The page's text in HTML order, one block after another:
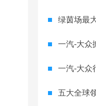
绿茵场最
一汽-大众掀
一汽-大众行业首发
五大全球领先重塑“8系